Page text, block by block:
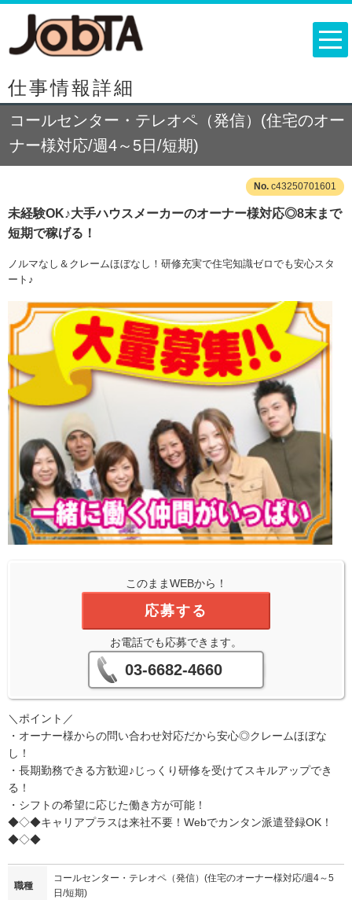
仕事情報詳細
コールセンター・テレオペ（発信）(住宅のオー
ナー様対応/週4～5日/短期)
c43250701601
未経験OK♪大手ハウスメーカーのオーナー様対応◎8末まで
短期で稼げる！
ノルマなし＆クレームほぼなし！研修充実で住宅知識ゼロでも安心スタ
ート♪
このままWEBから！
応募する
お電話でも応募できます。
03-6682-4660
＼ポイント／
・オーナー様からの問い合わせ対応だから安心◎クレームほぼな
し！
・長期勤務できる方歓迎♪じっくり研修を受けてスキルアップでき
る！
・シフトの希望に応じた働き方が可能！
◆◇◆キャリアプラスは来社不要！Webでカンタン派遣登録OK！
◆◇◆
職種
コールセンター・テレオペ（発信）(住宅のオーナー様対応/週4～5
日/短期)